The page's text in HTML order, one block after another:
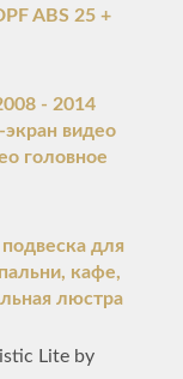
ABS 25 +
- 2014
видео
головное
для
кафе,
люстра
Lite by